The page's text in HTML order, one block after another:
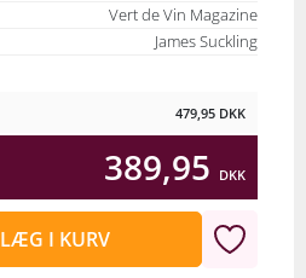
Vert de Vin Magazine
James Suckling
479,95 DKK
389,95 DKK
LÆG I KURV